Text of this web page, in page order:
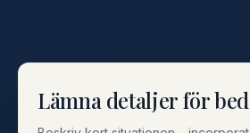
Lämna detaljer för